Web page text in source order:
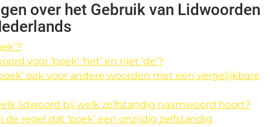
over het Gebruik van Lidwoorden
voor ‘boek’ ‘het’ en niet ‘de’?
ook voor andere woorden met een vergelijkbare
lidwoord bij welk zelfstandig naamwoord hoort?
regel dat ‘boek’ een onzijdig zelfstandig